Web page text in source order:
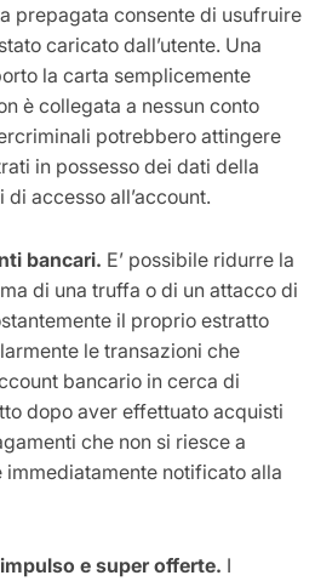
prepagata consente di usufruire
caricato dall’utente. Una
la carta semplicemente
è collegata a nessun conto
potrebbero attingere
in possesso dei dati della
accesso all’account.
bancari. E’ possibile ridurre la
di una truffa o di un attacco di
il proprio estratto
le transazioni che
bancario in cerca di
dopo aver effettuato acquisti
che non si riesce a
notificato alla
e super offerte. I